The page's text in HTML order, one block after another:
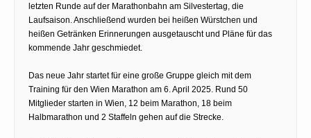
letzten Runde auf der Marathonbahn am Silvestertag, die
Laufsaison. Anschließend wurden bei heißen Würstchen und
heißen Getränken Erinnerungen ausgetauscht und Pläne für das
kommende Jahr geschmiedet.
Das neue Jahr startet für eine große Gruppe gleich mit dem
Training für den Wien Marathon am 6. April 2025. Rund 50
Mitglieder starten in Wien, 12 beim Marathon, 18 beim
Halbmarathon und 2 Staffeln gehen auf die Strecke.